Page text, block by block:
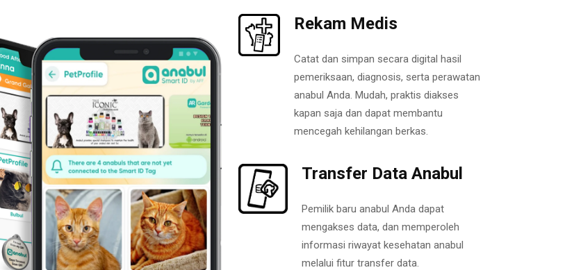
Rekam Medis
Catat dan simpan secara digital hasil
pemeriksaan, diagnosis, serta perawatan
anabul Anda. Mudah, praktis diakses
kapan saja dan dapat membantu
mencegah kehilangan berkas.
Transfer Data Anabul
Pemilik baru anabul Anda dapat
mengakses data, dan memperoleh
informasi riwayat kesehatan anabul
melalui fitur transfer data.